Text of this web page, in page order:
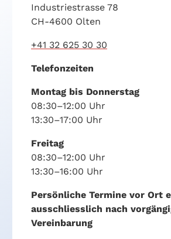
Industriestrasse 78
CH-4600 Olten
+41 32 625 30 30
Telefonzeiten
Montag bis Donnerstag
08:30–12:00 Uhr
13:30–17:00 Uhr
Freitag
08:30–12:00 Uhr
13:30–16:00 Uhr
Persönliche Termine vor Ort
ausschliesslich nach
Vereinbarung